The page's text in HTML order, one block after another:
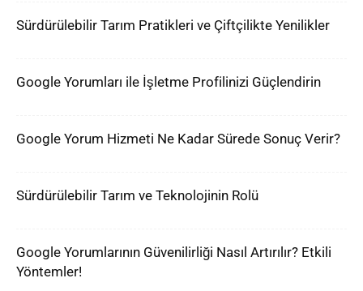
Sürdürülebilir Tarım Pratikleri ve Çiftçilikte Yenilikler
Google Yorumları ile İşletme Profilinizi Güçlendirin
Google Yorum Hizmeti Ne Kadar Sürede Sonuç Verir?
Sürdürülebilir Tarım ve Teknolojinin Rolü
Google Yorumlarının Güvenilirliği Nasıl Artırılır? Etkili
Yöntemler!